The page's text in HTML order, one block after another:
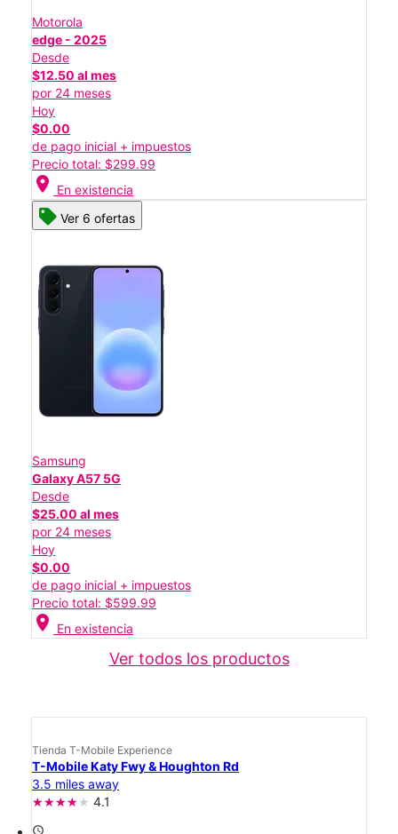
Motorola
edge - 2025
Desde
$12.50 al mes
por 24 meses
Hoy
$0.00
de pago inicial + impuestos
Precio total: $299.99
location_on En existencia
Ver 6 ofertas
Samsung
Galaxy A57 5G
Desde
$25.00 al mes
por 24 meses
Hoy
$0.00
de pago inicial + impuestos
Precio total: $599.99
location_on En existencia
Ver todos los productos
Tienda T-Mobile Experience
T-Mobile Katy Fwy & Houghton Rd
3.5 miles away
4.1
access_time